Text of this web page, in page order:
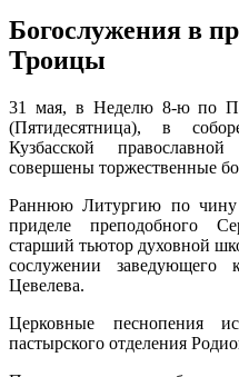
Богослужения в
Троицы
31 мая, в Неделю 8-ю по
(Пятидесятница), в
Кузбасской
совершены торжественные
Раннюю Литургию по чину
приделе преподобного
старший тьютор духовной
сослужении заведующего
Цевелева.
Церковные песнопения
пастырского отделения